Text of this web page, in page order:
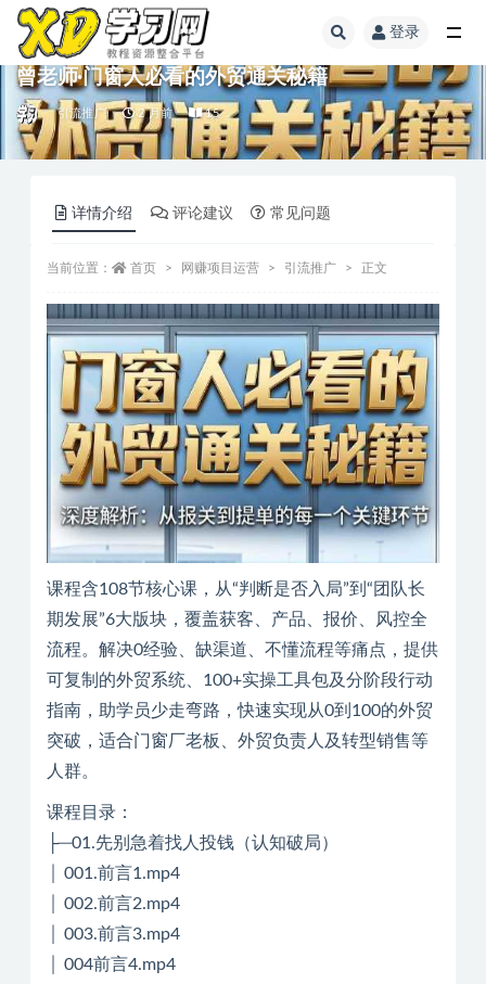
登录
曾老师·门窗人必看的外贸通关秘籍
引流推广 2 月前 15
详情介绍 评论建议 常见问题
当前位置： 首页 网赚项目运营 引流推广 正文
课程含108节核心课，从“判断是否入局”到“团队长
期发展”6大版块，覆盖获客、产品、报价、风控全
流程。解决0经验、缺渠道、不懂流程等痛点，提供
可复制的外贸系统、100+实操工具包及分阶段行动
指南，助学员少走弯路，快速实现从0到100的外贸
突破，适合门窗厂老板、外贸负责人及转型销售等
人群。
课程目录：
├─01.先别急着找人投钱（认知破局）
│ 001.前言1.mp4
│ 002.前言2.mp4
│ 003.前言3.mp4
│ 004前言4.mp4